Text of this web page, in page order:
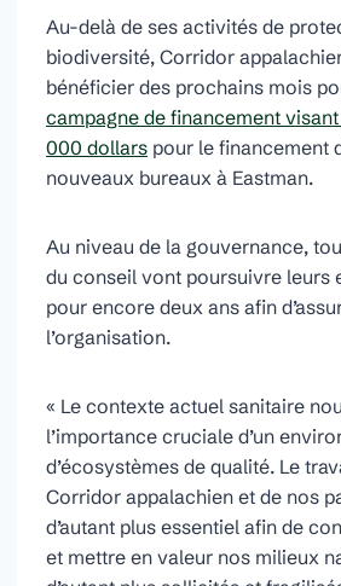
Au-delà de ses activités de
biodiversité, Corridor
bénéficier des prochains mois
campagne de financement visant
000 dollars pour le financement
nouveaux bureaux à Eastman.
Au niveau de la gouvernance,
du conseil vont poursuivre leurs
pour encore deux ans afin
l’organisation.
« Le contexte actuel sanitaire
l’importance cruciale d’un
d’écosystèmes de qualité. Le
Corridor appalachien et de nos
d’autant plus essentiel afin de
et mettre en valeur nos milieux